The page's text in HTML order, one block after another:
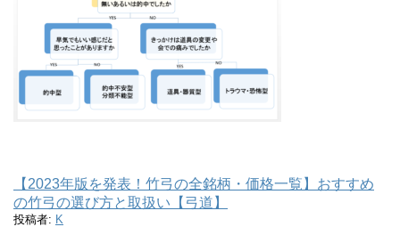
【2023年版を発表！竹弓の全銘柄・価格一覧】おすすめ
の竹弓の選び方と取扱い【弓道】
投稿者: K